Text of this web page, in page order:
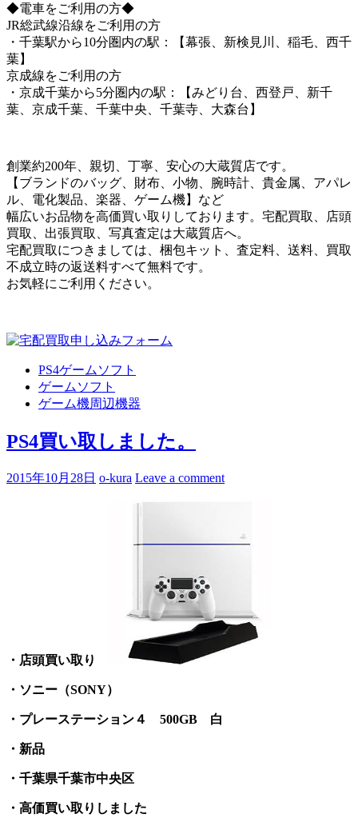
◆電車をご利用の方◆
JR総武線沿線をご利用の方
・千葉駅から10分圏内の駅：【幕張、新検見川、稲毛、西千
葉】
京成線をご利用の方
・京成千葉から5分圏内の駅：【みどり台、西登戸、新千
葉、京成千葉、千葉中央、千葉寺、大森台】
創業約200年、親切、丁寧、安心の大蔵質店です。
【ブランドのバッグ、財布、小物、腕時計、貴金属、アパレ
ル、電化製品、楽器、ゲーム機】など
幅広いお品物を高価買い取りしております。宅配買取、店頭
買取、出張買取、写真査定は大蔵質店へ。
宅配買取につきましては、梱包キット、査定料、送料、買取
不成立時の返送料すべて無料です。
お気軽にご利用ください。
PS4ゲームソフト
ゲームソフト
ゲーム機周辺機器
PS4買い取しました。
2015年10月28日 o-kura Leave a comment
・店頭買い取り
・ソニー（SONY）
・プレーステーション４ 500GB 白
・新品
・千葉県千葉市中央区
・高価買い取りしました